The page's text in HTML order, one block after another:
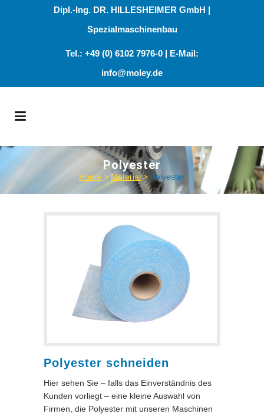
Dipl.-Ing. DR. HILLESHEIMER GmbH |
Spezialmaschinenbau
Tel.: +49 (0) 6102 7976-0 | E-Mail:
info@moley.de
Polyester
Home > Material> Polyester
Polyester schneiden
Hier sehen Sie – falls das Einverständnis des
Kunden vorliegt – eine kleine Auswahl von
Firmen, die Polyester mit unseren Maschinen